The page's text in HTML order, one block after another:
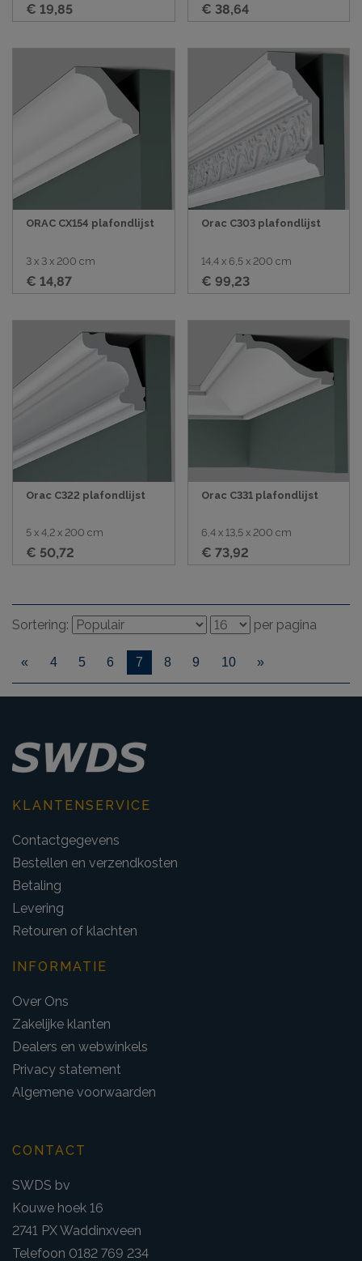
€ 19,85 € 38,64
ORAC CX154 plafondlijst
3 x 3 x 200 cm
€ 14,87
Orac C303 plafondlijst
14,4 x 6,5 x 200 cm
€ 99,23
Orac C322 plafondlijst
5 x 4,2 x 200 cm
€ 50,72
Orac C331 plafondlijst
6,4 x 13,5 x 200 cm
€ 73,92
Sortering: per pagina
« 4 5 6 7 8 9 10 »
KLANTENSERVICE
Contactgegevens
Bestellen en verzendkosten
Betaling
Levering
Retouren of klachten
INFORMATIE
Over Ons
Zakelijke klanten
Dealers en webwinkels
Privacy statement
Algemene voorwaarden
CONTACT
SWDS bv
Kouwe hoek 16
2741 PX Waddinxveen
Telefoon 0182 769 234